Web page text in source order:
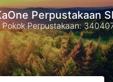
Perpustakaan
Pokok Perpustakaan: